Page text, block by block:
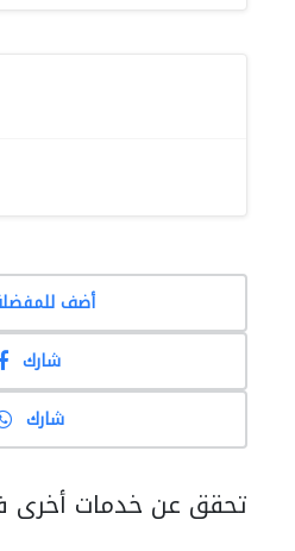
أضف
شارك
شارك
تحقق عن خدمات أخرى